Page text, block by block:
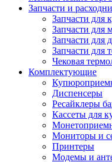
Запчасти и
Запчасти для
Запчасти для
Запчасти для
Запчасти для
Чековая
Комплектующие
Диспенсеры
Ресайклеры
Кассеты для
Мониторы и
Принтеры
Модемы и